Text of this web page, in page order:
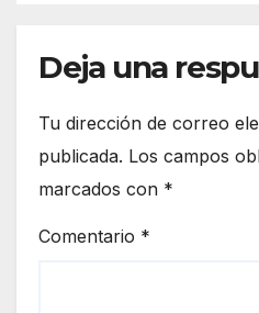
Deja una
Tu dirección de correo
publicada. Los campos
marcados con *
Comentario *